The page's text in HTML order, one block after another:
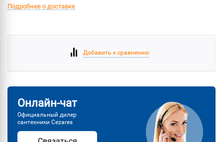
Подробнее о доставке
Добавить к сравнению
Онлайн-чат
Официальный дилер
сантехники Cezares